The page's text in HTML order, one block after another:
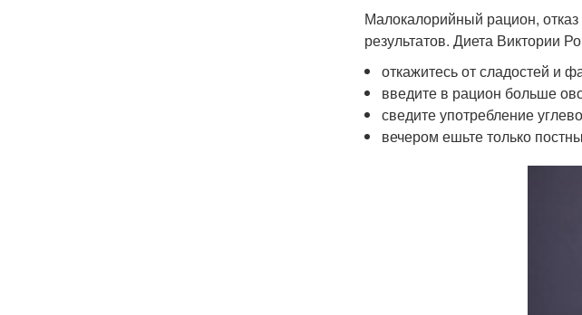
Малокалорийный рацион,
результатов. Диета Виктории
откажитесь от сладостей и
введите в рацион больше
сведите употребление
вечером ешьте только